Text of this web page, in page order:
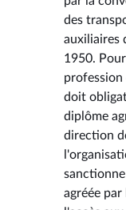
des
auxiliaires
1950.
profession
doit
diplôme
direction
agréée